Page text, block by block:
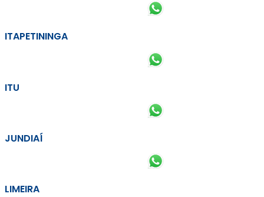
ITAPETININGA
ITU
JUNDIAÍ
LIMEIRA